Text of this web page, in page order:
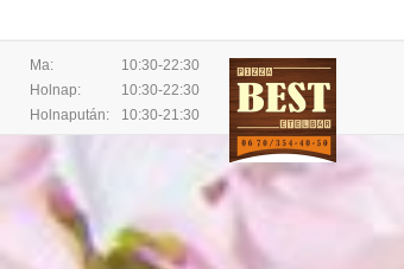
Ma:
10:30-22:30
Holnap:
10:30-22:30
Holnapután:
10:30-21:30